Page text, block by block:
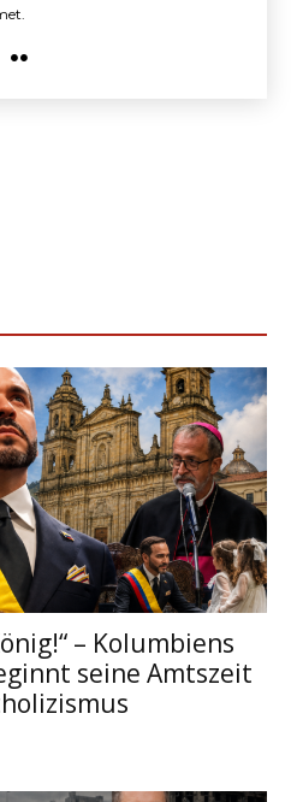
– Kolumbiens
seine Amtszeit